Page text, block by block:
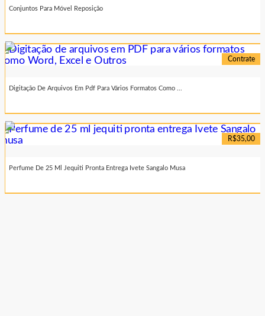
Conjuntos Para Móvel Reposição
Contrate
Digitação De Arquivos Em Pdf Para Vários Formatos Como ...
R$35,00
Perfume De 25 Ml Jequiti Pronta Entrega Ivete Sangalo Musa